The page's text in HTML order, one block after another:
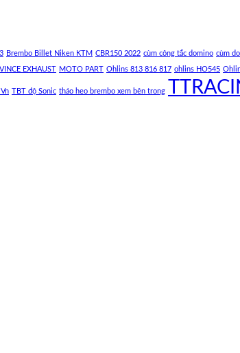
Brembo Billet Niken KTM CBR150 2022 cùm công tắc domino cùm
EXHAUST MOTO PART Ohlins 813 816 817 ohlins HO545
TBT độ Sonic tháo heo brembo xem bên trong